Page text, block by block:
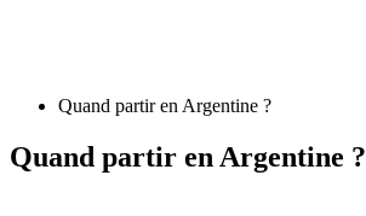
Quand partir en Argentine ?
Quand partir en Argentine ?